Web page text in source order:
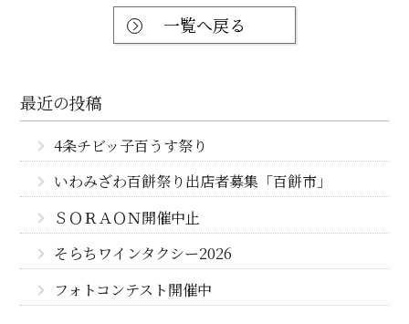
一覧へ戻る
最近の投稿
4条チビッ子百うす祭り
いわみざわ百餅祭り出店者募集「百餅市」
ＳＯＲＡＯＮ開催中止
そらちワインタクシー2026
フォトコンテスト開催中